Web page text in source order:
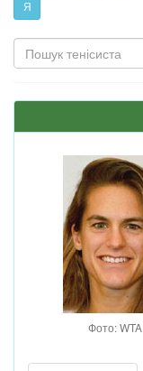
Я
Фото: WTA